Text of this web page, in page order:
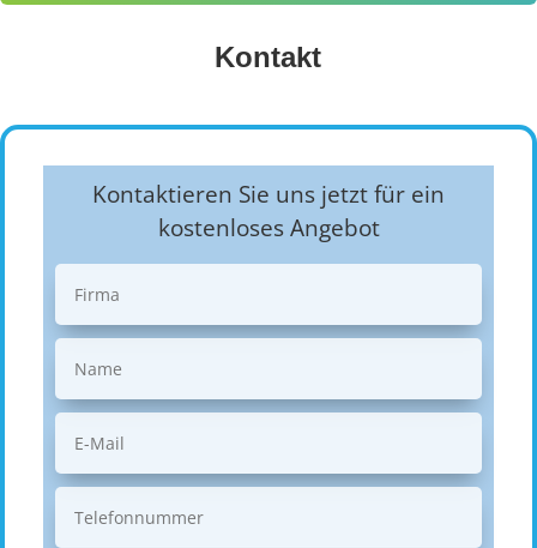
Kontakt
Kontaktieren Sie uns jetzt für ein
kostenloses Angebot